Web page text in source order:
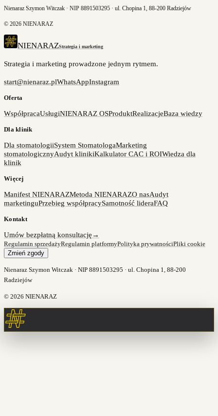
Nienaraz Szymon Witczak · NIP 8891503295 · ul. Chopina 1, 88-200 Radziejów
© 2026 NIENARAZ
NIENARAZStrategia i marketing
Strategia i marketing prowadzone jednym rytmem.
start@nienaraz.plWhatsAppInstagram
Oferta
WspółpracaUsługiNIENARAZ OSProduktRealizacjeBaza wiedzy
Dla klinik
Dla stomatologiiSystem StomatologaMarketing
stomatologicznyAudyt klinikiKalkulator CAC i ROIWiedza dla
klinik
Więcej
Manifest NIENARAZMetoda NIENARAZO nasAudyt
marketinguPrzebieg współpracySamotność lideraFAQ
Kontakt
Umów bezpłatną konsultację →
Regulamin sprzedażyRegulamin platformyPolityka prywatnościPliki cookie
Zmień zgody
Nienaraz Szymon Witczak · NIP 8891503295 · ul. Chopina 1, 88-200
Radziejów
© 2026 NIENARAZ